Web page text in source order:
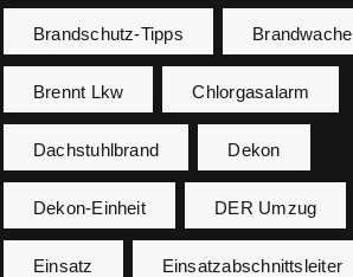
Brandschutz-Tipps Brandwache
Brennt Lkw Chlorgasalarm
Dachstuhlbrand Dekon
Dekon-Einheit DER Umzug
Einsatz Einsatzabschnittsleiter